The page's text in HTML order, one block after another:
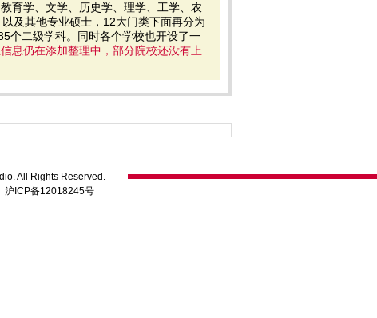
育学、文学、历史学、理学、工学、农
及其他专业硕士，12大门类下面再分为
个二级学科。同时各个学校也开设了一
息仍在添加整理中，部分院校还没有上
All Rights Reserved.
ICP备12018245号